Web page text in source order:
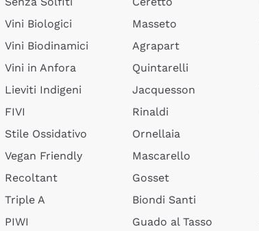
Vini Biologici
Vini Biodinamici
Vini in Anfora
Lieviti Indigeni
FIVI
Stile Ossidativo
Vegan Friendly
Recoltant
Triple A
PIWI
Masseto
Agrapart
Quintarelli
Jacquesson
Rinaldi
Ornellaia
Mascarello
Gosset
Biondi Santi
Guado al Tasso